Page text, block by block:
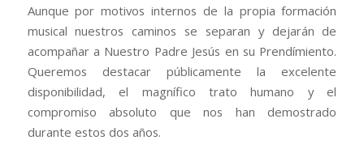
Aunque por motivos internos de la propia formación
musical nuestros caminos se separan y dejarán de
acompañar a Nuestro Padre Jesús en su Prendímiento.
Queremos destacar públicamente la excelente
disponibilidad, el magnífico trato humano y el
compromiso absoluto que nos han demostrado
durante estos dos años.